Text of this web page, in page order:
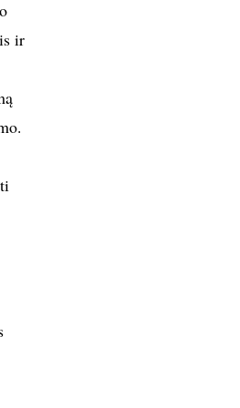
ir